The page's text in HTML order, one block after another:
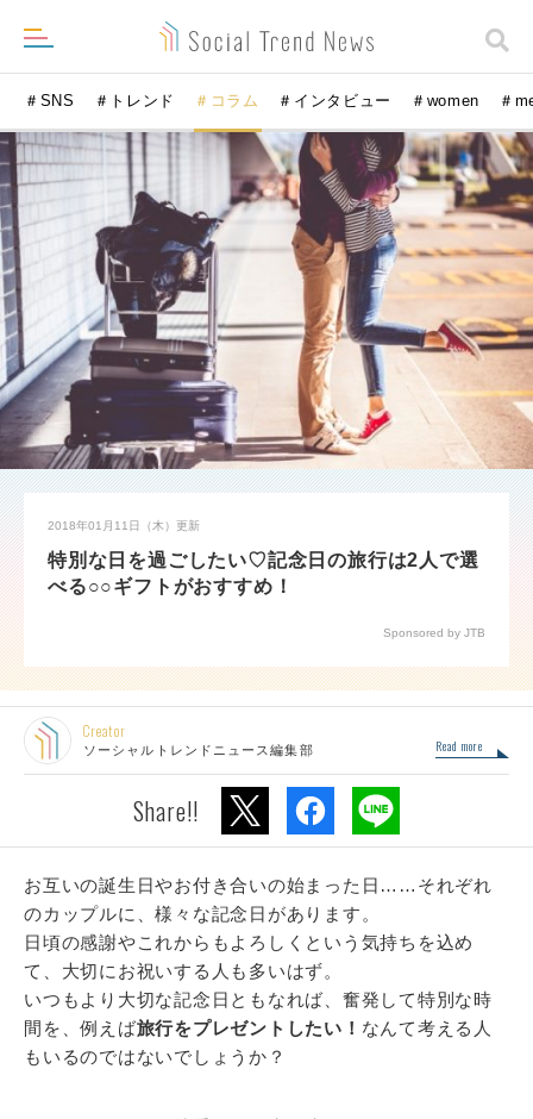
＃SNS ＃トレンド ＃コラム ＃インタビュー ＃women ＃
2018年01月11日（木） 更新
特別な日を過ごしたい♡記念日の旅行は2人で選
べる○○ギフトがおすすめ！
Sponsored by JTB
Creator
ソーシャルトレンドニュース編集部 Read more
Share!!
お互いの誕生日やお付き合いの始まった日……それぞれ
のカップルに、様々な記念日があります。
日頃の感謝やこれからもよろしくという気持ちを込め
て、大切にお祝いする人も多いはず。
いつもより大切な記念日ともなれば、奮発して特別な時
間を、例えば旅行をプレゼントしたい！ なんて考える人
もいるのではないでしょうか？